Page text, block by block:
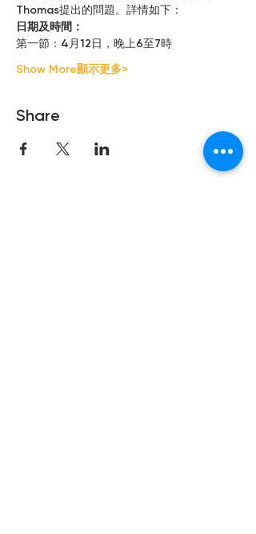
Thomas提出的問題。詳情如下：
日期及時間：
第一節：4月12日，晚上6至7時
Show More顯示更多>
Share